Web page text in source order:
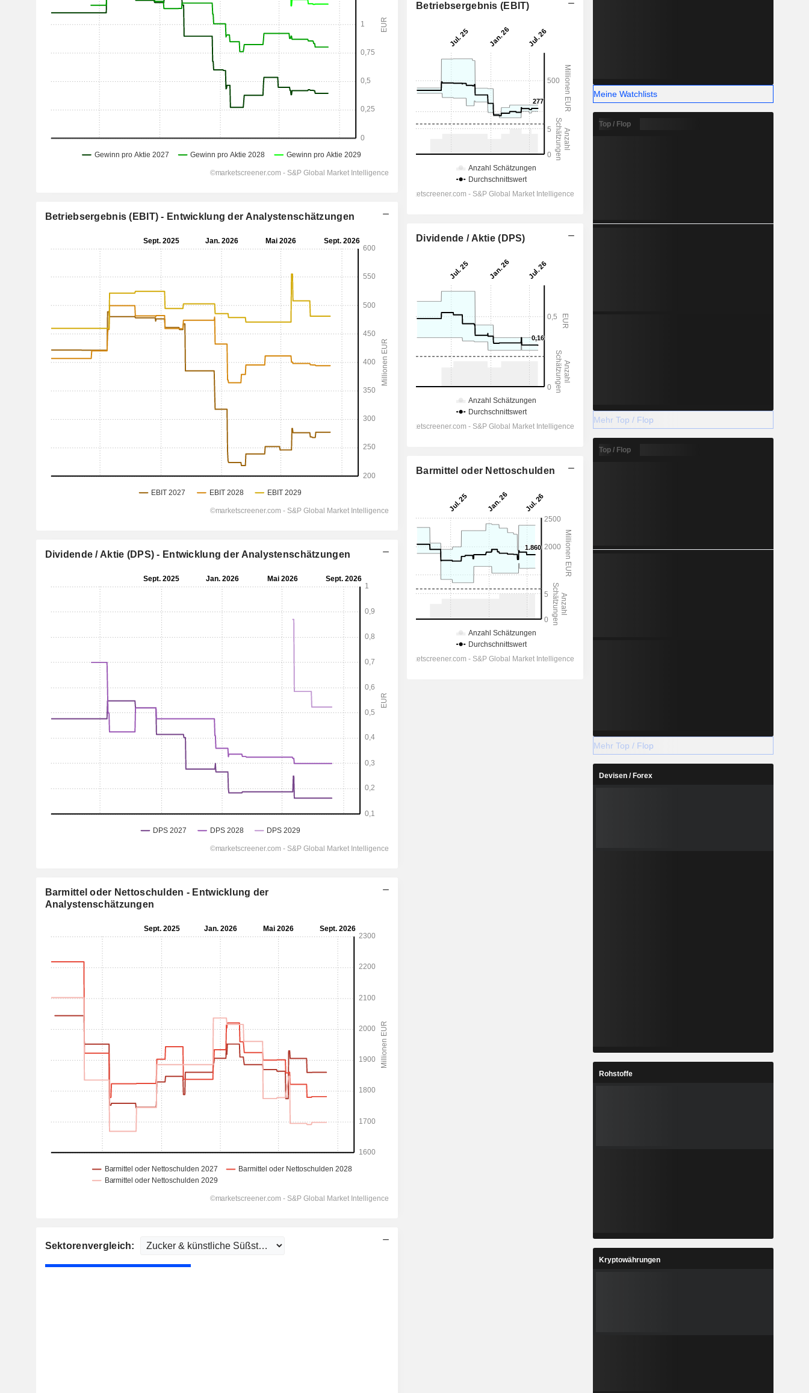
Betriebsergebnis (EBIT) - Entwicklung der Analystenschätzungen
Dividende / Aktie (DPS) - Entwicklung der Analystenschätzungen
Barmittel oder Nettoschulden - Entwicklung der
Analystenschätzungen
Sektorenvergleich:
Betriebsergebnis (EBIT)
Dividende / Aktie (DPS)
Barmittel oder Nettoschulden
Meine Watchlists
Top / Flop
Mehr Top / Flop
Top / Flop
Mehr Top / Flop
Devisen / Forex
Rohstoffe
Kryptowährungen